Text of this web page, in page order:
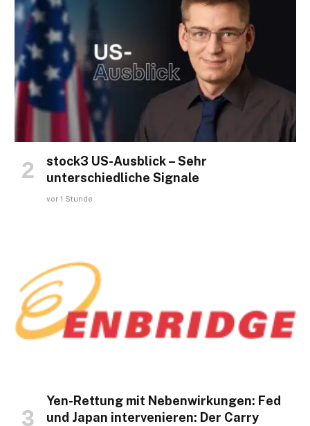
stock3 US-Ausblick – Sehr
unterschiedliche Signale
vor 1 Stunde
Yen-Rettung mit Nebenwirkungen: Fed
und Japan intervenieren: Der Carry